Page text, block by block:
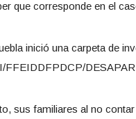
que corresponde en el
inició una carpeta de
FFEIDDFPDCP/
sus familiares al no